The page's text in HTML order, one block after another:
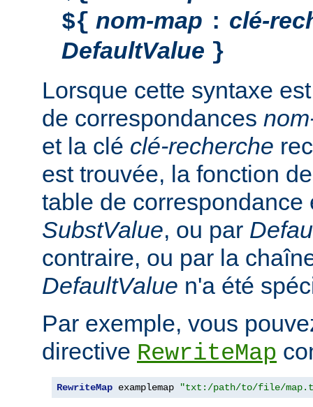
${ nom-map : clé-
DefaultValue }
Lorsque cette syntaxe
de correspondances
et la clé clé-recherche
est trouvée, la fonction
table de correspondance
SubstValue, ou par
contraire, ou par la
DefaultValue n'a été
Par exemple, vous
directive RewriteMap
RewriteMap examplemap "txt:/path/to/file/